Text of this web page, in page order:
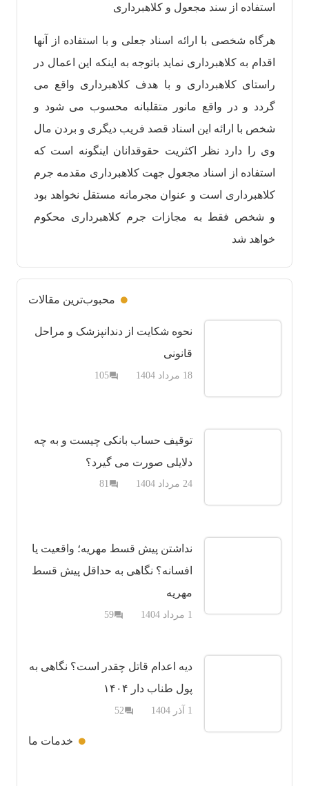
استفاده از سند مجعول و کلاهبرداری
هرگاه شخصی با ارائه اسناد جعلی و با استفاده از آنها
اقدام به کلاهبرداری نماید باتوجه به اینکه این اعمال در
راستای کلاهبرداری و با هدف کلاهبرداری واقع می
گردد و در واقع مانور متقلبانه محسوب می شود و
شخص با ارائه این اسناد قصد فریب دیگری و بردن مال
وی را دارد نظر اکثریت حقوقدانان اینگونه است که
استفاده از اسناد مجعول جهت کلاهبرداری مقدمه جرم
کلاهبرداری است و عنوان مجرمانه مستقل نخواهد بود
و شخص فقط به مجازات جرم کلاهبرداری محکوم
خواهد شد
محبوب‌ترین مقالات
نحوه شکایت از دندانپزشک و مراحل
قانونی
18 مرداد 1404 question_answer
105دیدگاه
توقیف حساب بانکی چیست و به چه
دلایلی صورت می گیرد؟
24 مرداد 1404 question_answer
81دیدگاه
نداشتن پیش قسط مهریه؛ واقعیت یا
افسانه؟ نگاهی به حداقل پیش قسط
مهریه
1 مرداد 1404 question_answer
59دیدگاه
دیه اعدام قاتل چقدر است؟ نگاهی به
پول طناب دار ۱۴۰۴
1 آذر 1404 question_answer
52دیدگاه
خدمات ما